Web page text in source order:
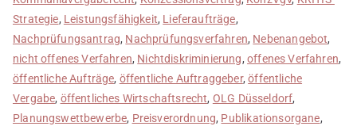
Strategie, Leistungsfähigkeit, Lieferaufträge,
Nachprüfungsantrag, Nachprüfungsverfahren, Nebenangebot,
nicht offenes Verfahren, Nichtdiskriminierung,offenes Verfahren,
öffentliche Aufträge, öffentliche Auftraggeber,öffentliche
Vergabe, öffentliches Wirtschaftsrecht, OLG Düsseldorf,
Planungswettbewerbe, Preisverordnung, Publikationsorgane,